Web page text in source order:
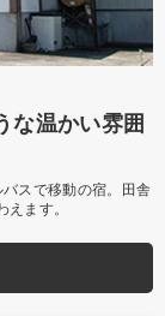
な温かい雰囲
スで移動の宿。田舎
ます。